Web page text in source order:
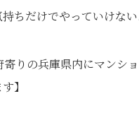
ちだけでやっていけない
りの兵庫県内にマンシ
】